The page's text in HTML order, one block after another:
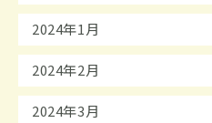
2024年1月
2024年2月
2024年3月